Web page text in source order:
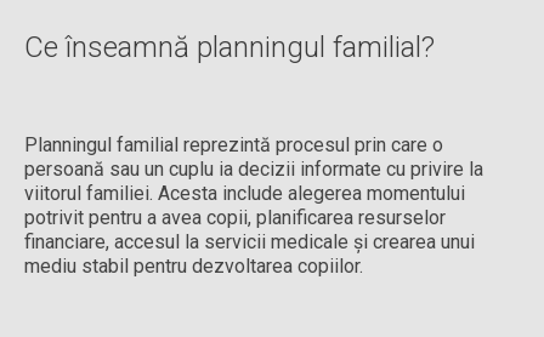
Ce înseamnă planningul familial?
Planningul familial reprezintă procesul prin care o
persoană sau un cuplu ia decizii informate cu privire la
viitorul familiei. Acesta include alegerea momentului
potrivit pentru a avea copii, planificarea resurselor
financiare, accesul la servicii medicale și crearea unui
mediu stabil pentru dezvoltarea copiilor.